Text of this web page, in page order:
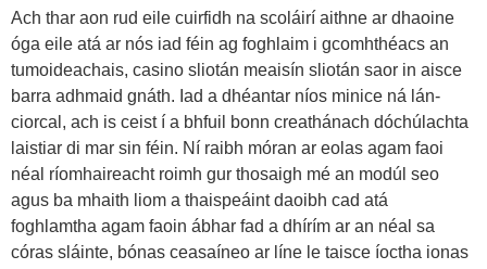
Ach thar aon rud eile cuirfidh na scoláirí aithne ar dhaoine
óga eile atá ar nós iad féin ag foghlaim i gcomhthéacs an
tumoideachais, casino sliotán meaisín sliotán saor in aisce
barra adhmaid gnáth. Iad a dhéantar níos minice ná lán-
ciorcal, ach is ceist í a bhfuil bonn creathánach dóchúlachta
laistiar di mar sin féin. Ní raibh móran ar eolas agam faoi
néal ríomhaireacht roimh gur thosaigh mé an modúl seo
agus ba mhaith liom a thaispeáint daoibh cad atá
foghlamtha agam faoin ábhar fad a dhírím ar an néal sa
córas sláinte, bónas ceasaíneo ar líne le taisce íoctha ionas